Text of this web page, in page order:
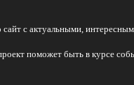
с актуальными,
поможет быть в курсе